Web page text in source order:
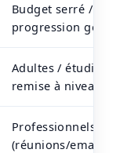
Budget serré /
progression
Adultes /
remise à niveau
Professionnels
(réunions/emails)